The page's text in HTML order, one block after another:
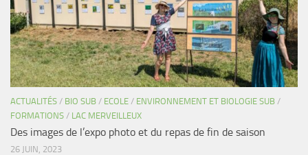
ACTUALITÉS / BIO SUB / ECOLE / ENVIRONNEMENT ET BIOLOGIE SUB /
FORMATIONS / LAC MERVEILLEUX
Des images de l’expo photo et du repas de fin de saison
26 JUIN, 2023